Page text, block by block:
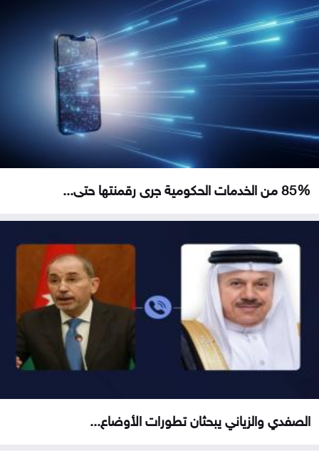
85% من الخدمات الحكومية جرى رقمنتها حتى...
الصفدي والزياني يبحثان تطورات الأوضاع...